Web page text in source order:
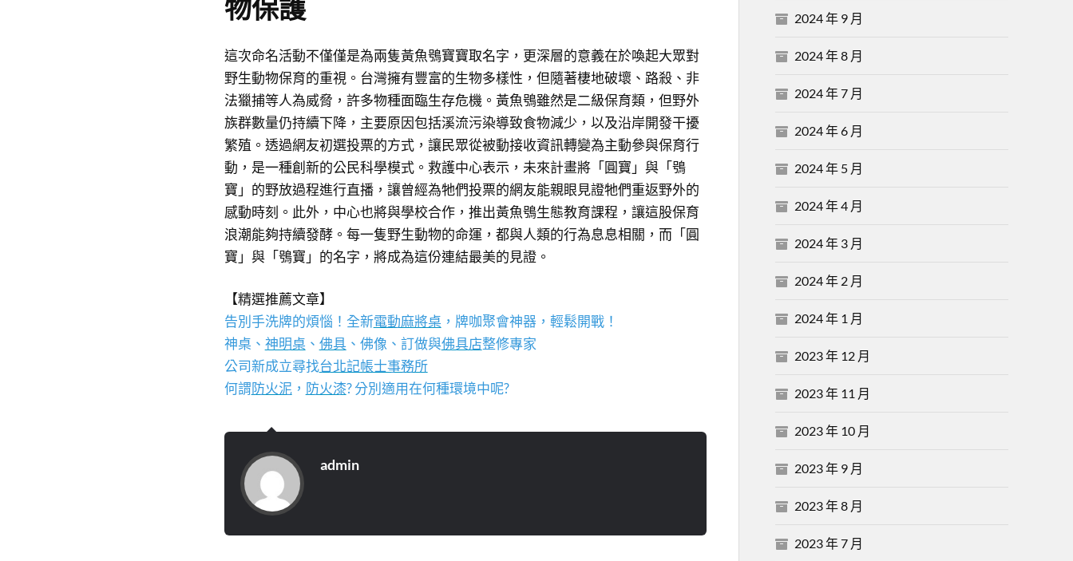
物保護
這次命名活動不僅僅是為兩隻黃魚鴞寶寶取名字，更深層的意義在於喚起大眾對
野生動物保育的重視。台灣擁有豐富的生物多樣性，但隨著棲地破壞、路殺、非
法獵捕等人為威脅，許多物種面臨生存危機。黃魚鴞雖然是二級保育類，但野外
族群數量仍持續下降，主要原因包括溪流污染導致食物減少，以及沿岸開發干擾
繁殖。透過網友初選投票的方式，讓民眾從被動接收資訊轉變為主動參與保育行
動，是一種創新的公民科學模式。救護中心表示，未來計畫將「圓寶」與「鴞
寶」的野放過程進行直播，讓曾經為牠們投票的網友能親眼見證牠們重返野外的
感動時刻。此外，中心也將與學校合作，推出黃魚鴞生態教育課程，讓這股保育
浪潮能夠持續發酵。每一隻野生動物的命運，都與人類的行為息息相關，而「圓
寶」與「鴞寶」的名字，將成為這份連結最美的見證。
【精選推薦文章】
告別手洗牌的煩惱！全新電動麻將桌 ，牌咖聚會神器，輕鬆開戰！
神桌、 神明桌 、 佛具、佛像、訂做與佛具店整修專家
公司新成立尋找台北記帳士事務所
何謂防火泥， 防火漆? 分別適用在何種環境中呢?
admin
2024 年 9 月
2024 年 8 月
2024 年 7 月
2024 年 6 月
2024 年 5 月
2024 年 4 月
2024 年 3 月
2024 年 2 月
2024 年 1 月
2023 年 12 月
2023 年 11 月
2023 年 10 月
2023 年 9 月
2023 年 8 月
2023 年 7 月